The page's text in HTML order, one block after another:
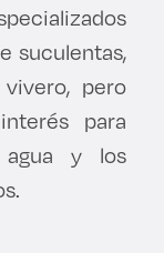
suculentas,
pero
para
y los